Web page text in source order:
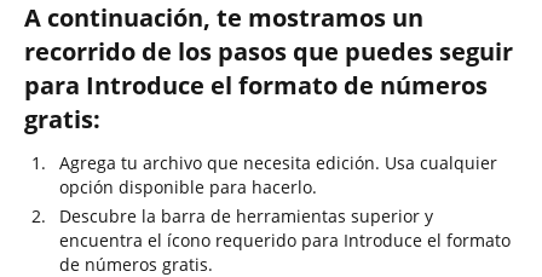
A continuación, te mostramos un
recorrido de los pasos que puedes seguir
para Introduce el formato de números
gratis:
Agrega tu archivo que necesita edición. Usa cualquier
opción disponible para hacerlo.
Descubre la barra de herramientas superior y
encuentra el ícono requerido para Introduce el formato
de números gratis.